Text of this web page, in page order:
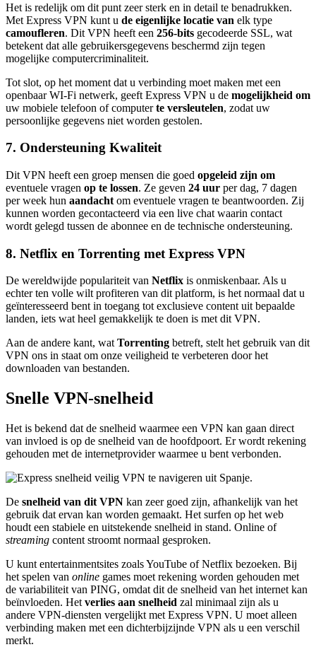
Het is redelijk om dit punt zeer sterk en in detail te benadrukken.
Met Express VPN kunt u de eigenlijke locatie van elk type
camoufleren. Dit VPN heeft een 256-bits gecodeerde SSL, wat
betekent dat alle gebruikersgegevens beschermd zijn tegen
mogelijke computercriminaliteit.
Tot slot, op het moment dat u verbinding moet maken met een
openbaar WI-Fi netwerk, geeft Express VPN u de mogelijkheid om
uw mobiele telefoon of computerte versleutelen, zodat uw
persoonlijke gegevens niet worden gestolen.
7. Ondersteuning Kwaliteit
Dit VPN heeft een groep mensen die goed opgeleid zijn om
eventuele vragen op te lossen. Ze geven 24 uur per dag, 7 dagen
per week hun aandacht om eventuele vragen te beantwoorden. Zij
kunnen worden gecontacteerd via een live chat waarin contact
wordt gelegd tussen de abonnee en de technische ondersteuning.
8. Netflix en Torrenting met Express VPN
De wereldwijde populariteit van Netflix is onmiskenbaar. Als u
echter ten volle wilt profiteren van dit platform, is het normaal dat u
geïnteresseerd bent in toegang tot exclusieve content uit bepaalde
landen, iets wat heel gemakkelijk te doen is met dit VPN.
Aan de andere kant, wat Torrenting betreft, stelt het gebruik van dit
VPN ons in staat om onze veiligheid te verbeteren door het
downloaden van bestanden.
Snelle VPN-snelheid
Het is bekend dat de snelheid waarmee een VPN kan gaan direct
van invloed is op de snelheid van de hoofdpoort. Er wordt rekening
gehouden met de internetprovider waarmee u bent verbonden.
De snelheid van dit VPN kan zeer goed zijn, afhankelijk van het
gebruik dat ervan kan worden gemaakt. Het surfen op het web
houdt een stabiele en uitstekende snelheid in stand. Online of
streaming content stroomt normaal gesproken.
U kunt entertainmentsites zoals YouTube of Netflix bezoeken. Bij
het spelen van online games moet rekening worden gehouden met
de variabiliteit van PING, omdat dit de snelheid van het internet kan
beïnvloeden. Het verlies aan snelheid zal minimaal zijn als u
andere VPN-diensten vergelijkt met Express VPN. U moet alleen
verbinding maken met een dichterbijzijnde VPN als u een verschil
merkt.